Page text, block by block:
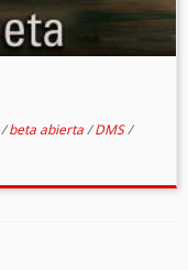
/beta abierta/DMS/